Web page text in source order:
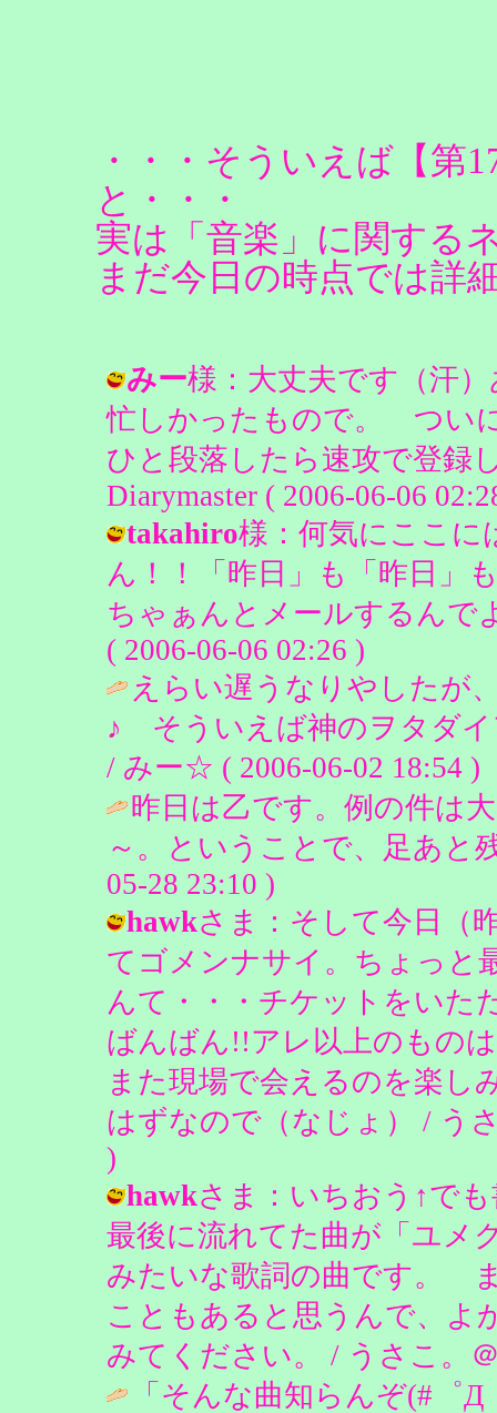
・・・そういえば【第
と・・・
実は「音楽」に関する
まだ今日の時点では詳
みー様：大丈夫です（汗
忙しかったもので。 つい
ひと段落したら速攻で登録
Diarymaster ( 2006-06-06
takahiro様：何気にここ
ん！！「昨日」も「昨日」
ちゃぁんとメールするんで
( 2006-06-06 02:26 )
えらい遅うなりやしたが
♪ そういえば神のヲタダイ
/ みー☆ ( 2006-06-02 18:54 )
昨日は乙です。例の件は
～。ということで、足あと
05-28 23:10 )
hawkさま：そして今日（
てゴメンナサイ。ちょっ
んて・・・チケットをい
ばんばん!!アレ以上のもの
また現場で会えるのを楽し
はずなので（なじょ） / う
)
hawkさま：いちおう↑で
最後に流れてた曲が「ユメ
みたいな歌詞の曲です。
こともあると思うんで、よ
みてください。 / うさこ。
「そんな曲知らんぞ